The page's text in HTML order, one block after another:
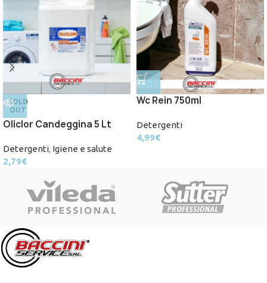
SOLD
OUT
Oliclor Candeggina 5 Lt
Detergenti, Igiene e salute
2,79€
Wc Rein 750ml
Detergenti
4,99€